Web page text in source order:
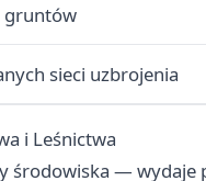
gruntów
sieci uzbrojenia
i Leśnictwa
środowiska — wydaje